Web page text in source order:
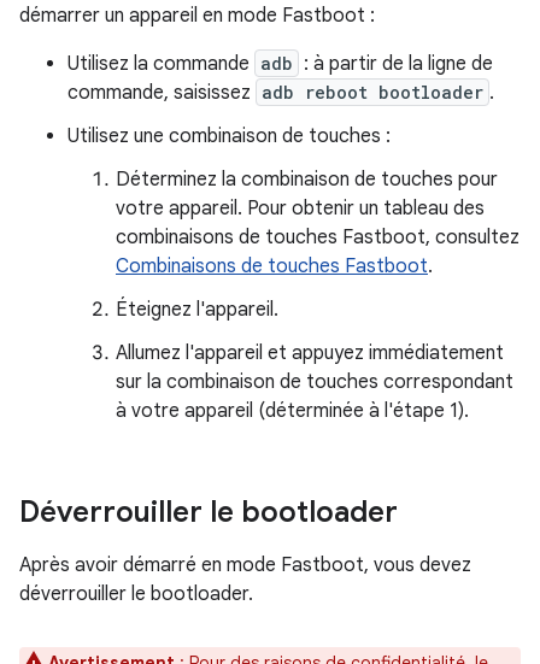
démarrer un appareil en mode Fastboot :
Utilisez la commande adb : à partir de la ligne de
commande, saisissez adb reboot bootloader .
Utilisez une combinaison de touches :
Déterminez la combinaison de touches pour
votre appareil. Pour obtenir un tableau des
combinaisons de touches Fastboot, consultez
Combinaisons de touches Fastboot.
Éteignez l'appareil.
Allumez l'appareil et appuyez immédiatement
sur la combinaison de touches correspondant
à votre appareil (déterminée à l'étape 1).
Déverrouiller le bootloader
Après avoir démarré en mode Fastboot, vous devez
déverrouiller le bootloader.